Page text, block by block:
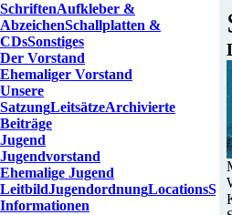
SchriftenAufkleber &
AbzeichenSchallplatten &
CDsSonstiges
Der Vorstand
Ehemaliger Vorstand
Unsere
SatzungLeitsätzeArchivierte
Beiträge
Jugend
Jugendvorstand
Ehemalige Jugend
LeitbildJugendordnungLocations
Informationen